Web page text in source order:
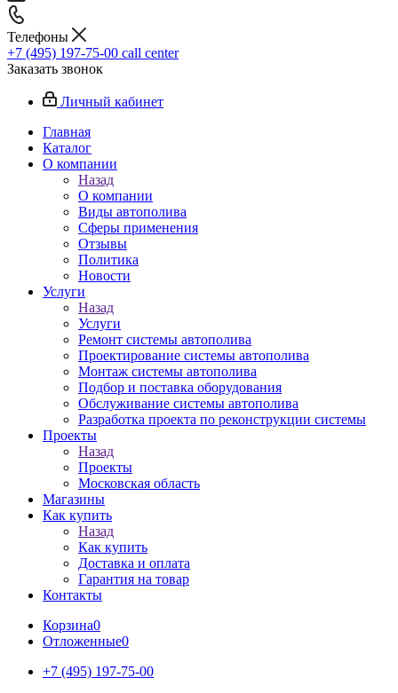
Телефоны
+7 (495) 197-75-00 call center
Заказать звонок
Личный кабинет
Главная
Каталог
О компании
Назад
О компании
Виды автополива
Сферы применения
Отзывы
Политика
Новости
Услуги
Назад
Услуги
Ремонт системы автополива
Проектирование системы автополива
Монтаж системы автополива
Подбор и поставка оборудования
Обслуживание системы автополива
Разработка проекта по реконструкции системы
Проекты
Назад
Проекты
Московская область
Магазины
Как купить
Назад
Как купить
Доставка и оплата
Гарантия на товар
Контакты
Корзина0
Отложенные0
+7 (495) 197-75-00